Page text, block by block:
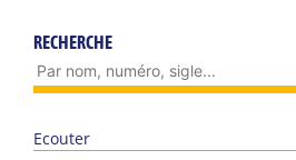
RECHERCHE
Ecouter